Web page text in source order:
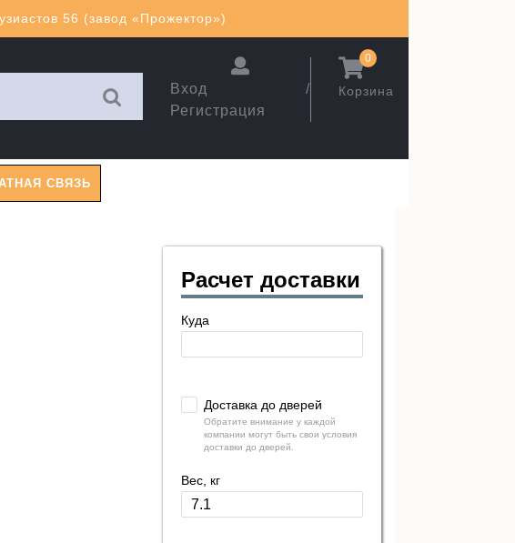
56 (завод «Прожектор»)
Вход /
Регистрация
Корзина
0
СВЯЗЬ
Расчет доставки
Куда
Доставка до дверей
Обратите внимание у каждой
компании могут быть свои условия
доставки до дверей.
Вес, кг